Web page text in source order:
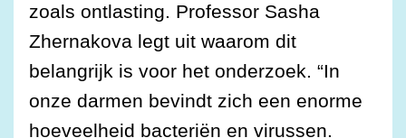
zoals ontlasting. Professor Sasha
Zhernakova legt uit waarom dit
belangrijk is voor het onderzoek. “In
onze darmen bevindt zich een enorme
hoeveelheid bacteriën en virussen.